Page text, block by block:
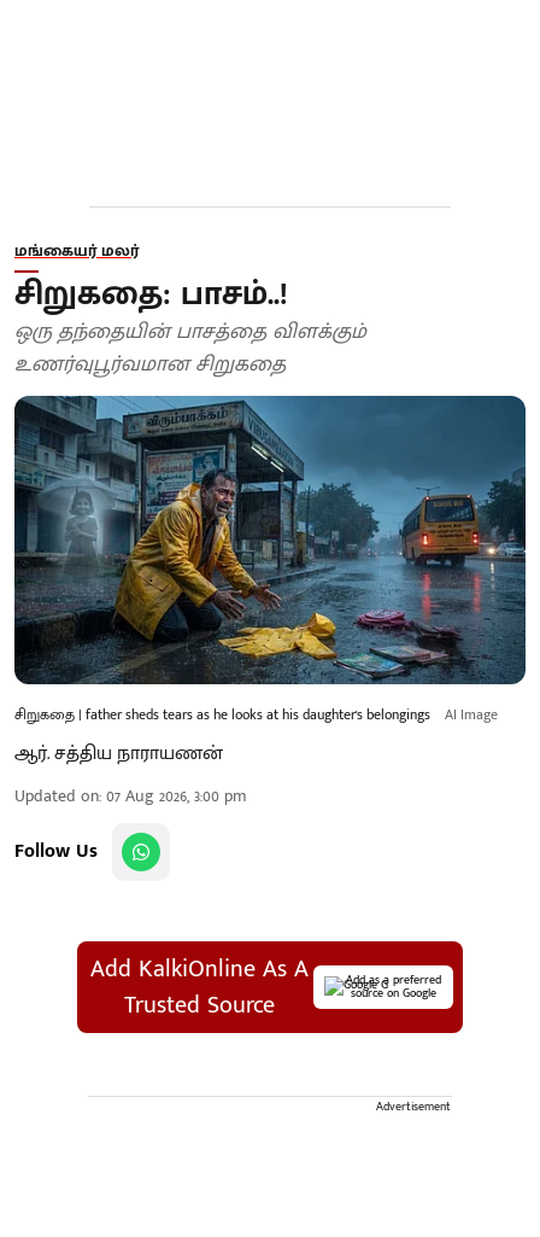
மங்கையர் மலர்
சிறுகதை: பாசம்..!
ஒரு தந்தையின் பாசத்தை விளக்கும்
உணர்வுபூர்வமான சிறுகதை
சிறுகதை | father sheds tears as he looks at his daughter's belongings AI Image
ஆர். சத்திய நாராயணன்
Updated on:07 Aug 2026, 3:00 pm
Follow Us
Add KalkiOnline As A
Trusted Source
Add as a preferred
source on Google
Advertisement